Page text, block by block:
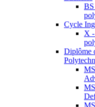
Cycle
X -
Diplôme